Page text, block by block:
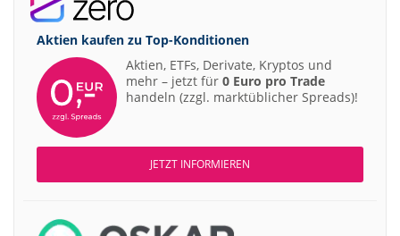
Aktien kaufen zu Top-Konditionen
Aktien, ETFs, Derivate, Kryptos und
mehr – jetzt für 0 Euro pro Trade
handeln (zzgl. marktüblicher Spreads)!
JETZT INFORMIEREN